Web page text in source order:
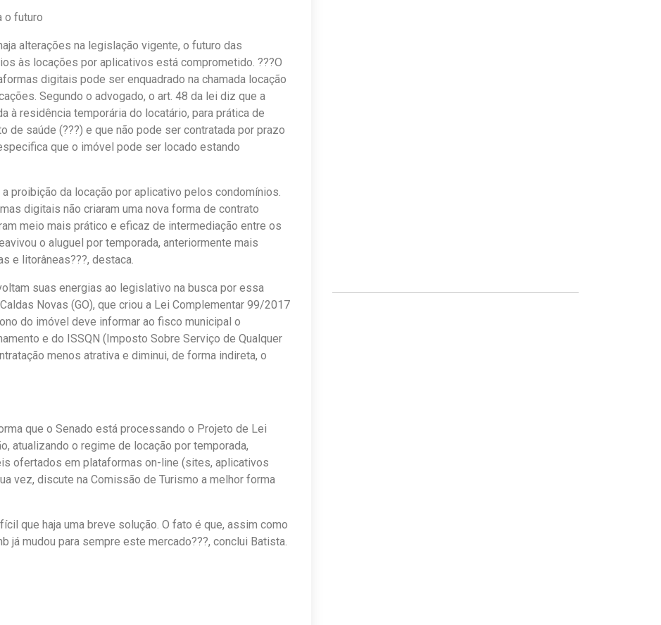
o futuro
alterações na legislação vigente, o futuro das
às locações por aplicativos está comprometido. ???O
digitais pode ser enquadrado na chamada locação
Segundo o advogado, o art. 48 da lei diz que a
à residência temporária do locatário, para prática de
de saúde (???) e que não pode ser contratada por prazo
que o imóvel pode ser locado estando
proibição da locação por aplicativo pelos condomínios.
digitais não criaram uma nova forma de contrato
meio mais prático e eficaz de intermediação entre os
o aluguel por temporada, anteriormente mais
e litorâneas???, destaca.
suas energias ao legislativo na busca por essa
Novas (GO), que criou a Lei Complementar 99/2017
do imóvel deve informar ao fisco municipal o
e do ISSQN (Imposto Sobre Serviço de Qualquer
menos atrativa e diminui, de forma indireta, o
que o Senado está processando o Projeto de Lei
atualizando o regime de locação por temporada,
ofertados em plataformas on-line (sites, aplicativos
vez, discute na Comissão de Turismo a melhor forma
que haja uma breve solução. O fato é que, assim como
já mudou para sempre este mercado???, conclui Batista.